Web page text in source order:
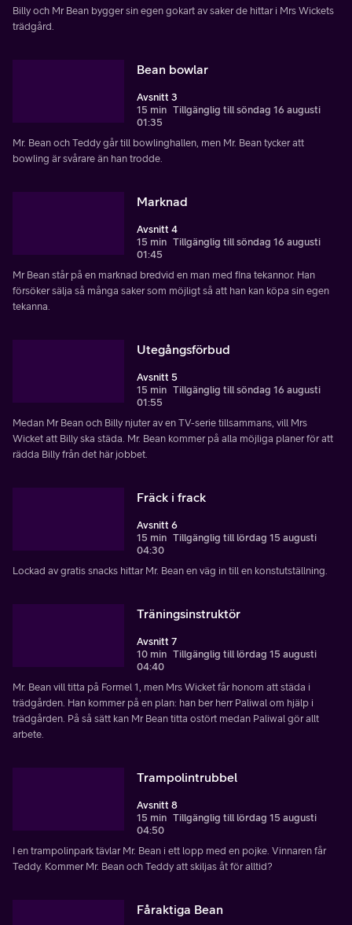
Billy och Mr Bean bygger sin egen gokart av saker de hittar i Mrs Wickets
trädgård.
Bean bowlar
Avsnitt 3
15 min Tillgänglig till söndag 16 augusti
01:35
Mr. Bean och Teddy går till bowlinghallen, men Mr. Bean tycker att
bowling är svårare än han trodde.
Marknad
Avsnitt 4
15 min Tillgänglig till söndag 16 augusti
01:45
Mr Bean står på en marknad bredvid en man med fina tekannor. Han
försöker sälja så många saker som möjligt så att han kan köpa sin egen
tekanna.
Utegångsförbud
Avsnitt 5
15 min Tillgänglig till söndag 16 augusti
01:55
Medan Mr Bean och Billy njuter av en TV-serie tillsammans, vill Mrs
Wicket att Billy ska städa. Mr. Bean kommer på alla möjliga planer för att
rädda Billy från det här jobbet.
Fräck i frack
Avsnitt 6
15 min Tillgänglig till lördag 15 augusti
04:30
Lockad av gratis snacks hittar Mr. Bean en väg in till en konstutställning.
Träningsinstruktör
Avsnitt 7
10 min Tillgänglig till lördag 15 augusti
04:40
Mr. Bean vill titta på Formel 1, men Mrs Wicket får honom att städa i
trädgården. Han kommer på en plan: han ber herr Paliwal om hjälp i
trädgården. På så sätt kan Mr Bean titta ostört medan Paliwal gör allt
arbete.
Trampolintrubbel
Avsnitt 8
15 min Tillgänglig till lördag 15 augusti
04:50
I en trampolinpark tävlar Mr. Bean i ett lopp med en pojke. Vinnaren får
Teddy. Kommer Mr. Bean och Teddy att skiljas åt för alltid?
Fåraktiga Bean